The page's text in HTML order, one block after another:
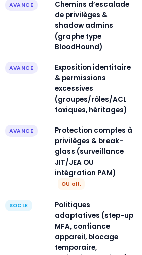
AVANCE
Chemins d’escalade
de privilèges &
shadow admins
(graphe type
BloodHound)
AVANCE
Exposition identitaire
& permissions
excessives
(groupes/rôles/ACL
toxiques, héritages)
AVANCE
Protection comptes à
privilèges & break-
glass (surveillance
JIT/JEA OU
intégration PAM)
OU alt.
SOCLE
Politiques
adaptatives (step-up
MFA, confiance
appareil, blocage
temporaire,